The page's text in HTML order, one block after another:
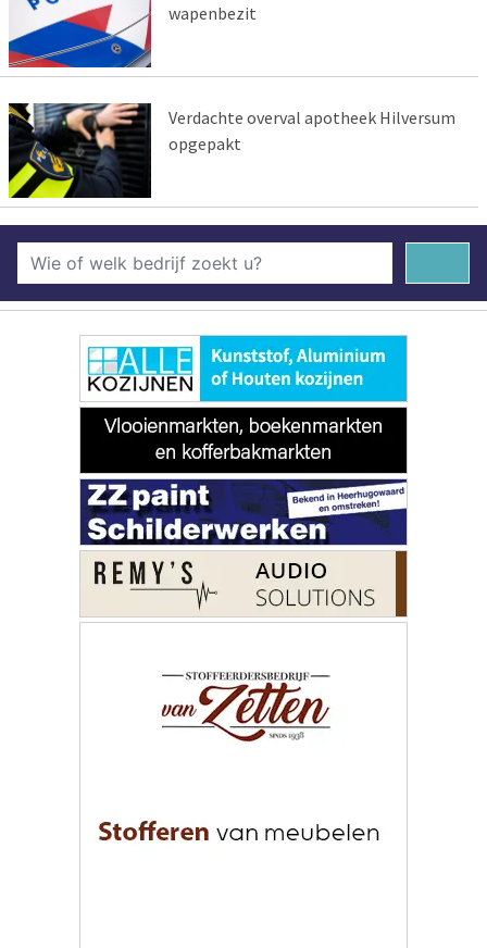
wapenbezit
Verdachte overval apotheek Hilversum
opgepakt